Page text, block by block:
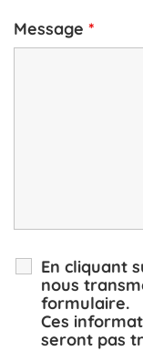
Message *
En cliquant
nous
formulaire.
Ces
seront pas